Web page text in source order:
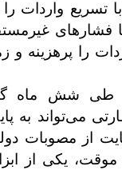
واردات را
فشارهای
را پرهزینه و
طی شش ماه
می‌تواند به
از مصوبات
یکی از